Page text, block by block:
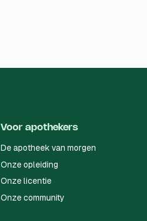
Voor apothekers
De apotheek van morgen
Onze opleiding
Onze licentie
Onze community